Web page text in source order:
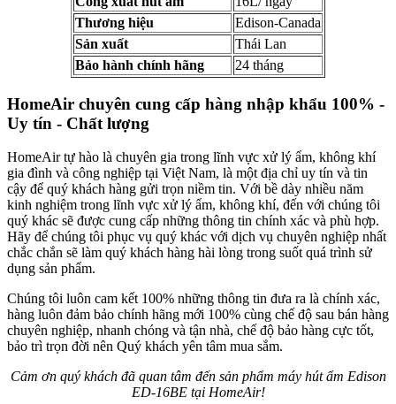
Thương hiệu
Edison-Canada
Sản xuất
Thái Lan
Bảo hành chính hãng
24 tháng
HomeAir chuyên cung cấp hàng nhập khẩu 100% -
Uy tín - Chất lượng
HomeAir tự hào là chuyên gia trong lĩnh vực xử lý ẩm, không khí
gia đình và công nghiệp tại Việt Nam, là một địa chỉ uy tín và tin
cậy để quý khách hàng gửi trọn niềm tin. Với bề dày nhiều năm
kinh nghiệm trong lĩnh vực xử lý ẩm, không khí, đến với chúng tôi
quý khác sẽ được cung cấp những thông tin chính xác và phù hợp.
Hãy để chúng tôi phục vụ quý khác với dịch vụ chuyên nghiệp nhất
chắc chắn sẽ làm quý khách hàng hài lòng trong suốt quá trình sử
dụng sản phẩm.
Chúng tôi luôn cam kết 100% những thông tin đưa ra là chính xác,
hàng luôn đảm bảo chính hãng mới 100% cùng chế độ sau bán hàng
chuyên nghiệp, nhanh chóng và tận nhà, chế độ bảo hàng cực tốt,
bảo trì trọn đời nên Quý khách yên tâm mua sắm.
Cảm ơn quý khách đã quan tâm đến sản phẩm máy hút ẩm Edison
ED-16BE tại HomeAir!